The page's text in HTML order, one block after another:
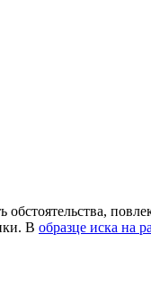
В образце иска на